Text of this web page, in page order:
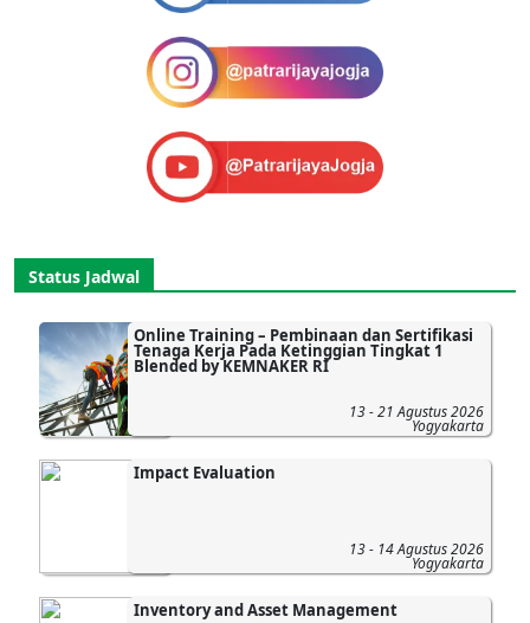
Status Jadwal
Online Training – Pembinaan dan Sertifikasi
Tenaga Kerja Pada Ketinggian Tingkat 1
Blended by KEMNAKER RI
13 - 21 Agustus 2026
Yogyakarta
Impact Evaluation
13 - 14 Agustus 2026
Yogyakarta
Inventory and Asset Management